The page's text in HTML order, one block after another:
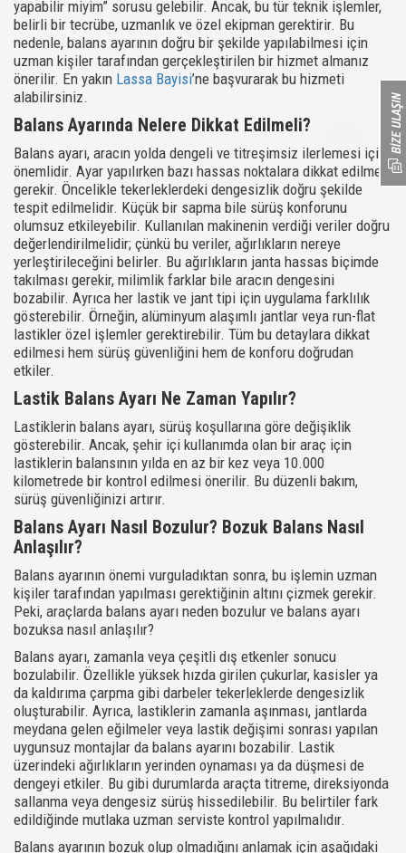
yapabilir miyim” sorusu gelebilir. Ancak, bu tür teknik işlemler,
belirli bir tecrübe, uzmanlık ve özel ekipman gerektirir. Bu
nedenle, balans ayarının doğru bir şekilde yapılabilmesi için
uzman kişiler tarafından gerçekleştirilen bir hizmet almanız
önerilir. En yakın Lassa Bayisi’ne başvurarak bu hizmeti
alabilirsiniz.
Balans Ayarında Nelere Dikkat Edilmeli?
Balans ayarı, aracın yolda dengeli ve titreşimsiz ilerlemesi için
önemlidir. Ayar yapılırken bazı hassas noktalara dikkat edilmesi
gerekir. Öncelikle tekerleklerdeki dengesizlik doğru şekilde
tespit edilmelidir. Küçük bir sapma bile sürüş konforunu
olumsuz etkileyebilir. Kullanılan makinenin verdiği veriler doğru
değerlendirilmelidir; çünkü bu veriler, ağırlıkların nereye
yerleştirileceğini belirler. Bu ağırlıkların janta hassas biçimde
takılması gerekir, milimlik farklar bile aracın dengesini
bozabilir. Ayrıca her lastik ve jant tipi için uygulama farklılık
gösterebilir. Örneğin, alüminyum alaşımlı jantlar veya run-flat
lastikler özel işlemler gerektirebilir. Tüm bu detaylara dikkat
edilmesi hem sürüş güvenliğini hem de konforu doğrudan
etkiler.
Lastik Balans Ayarı Ne Zaman Yapılır?
Lastiklerin balans ayarı, sürüş koşullarına göre değişiklik
gösterebilir. Ancak, şehir içi kullanımda olan bir araç için
lastiklerin balansının yılda en az bir kez veya 10.000
kilometrede bir kontrol edilmesi önerilir. Bu düzenli bakım,
sürüş güvenliğinizi artırır.
Balans Ayarı Nasıl Bozulur? Bozuk Balans Nasıl
Anlaşılır?
Balans ayarının önemi vurguladıktan sonra, bu işlemin uzman
kişiler tarafından yapılması gerektiğinin altını çizmek gerekir.
Peki, araçlarda balans ayarı neden bozulur ve balans ayarı
bozuksa nasıl anlaşılır?
Balans ayarı, zamanla veya çeşitli dış etkenler sonucu
bozulabilir. Özellikle yüksek hızda girilen çukurlar, kasisler ya
da kaldırıma çarpma gibi darbeler tekerleklerde dengesizlik
oluşturabilir. Ayrıca, lastiklerin zamanla aşınması, jantlarda
meydana gelen eğilmeler veya lastik değişimi sonrası yapılan
uygunsuz montajlar da balans ayarını bozabilir. Lastik
üzerindeki ağırlıkların yerinden oynaması ya da düşmesi de
dengeyi etkiler. Bu gibi durumlarda araçta titreme, direksiyonda
sallanma veya dengesiz sürüş hissedilebilir. Bu belirtiler fark
edildiğinde mutlaka uzman serviste kontrol yapılmalıdır.
Balans ayarının bozuk olup olmadığını anlamak için aşağıdaki